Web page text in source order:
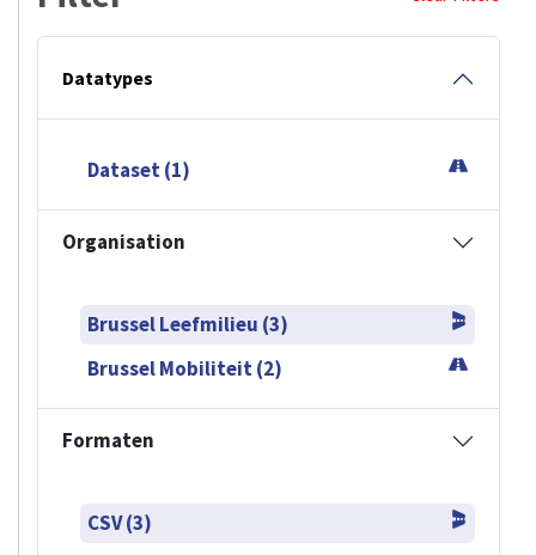
Datatypes
Dataset (1)
Organisation
Brussel Leefmilieu (3)
Brussel Mobiliteit (2)
Formaten
CSV (3)